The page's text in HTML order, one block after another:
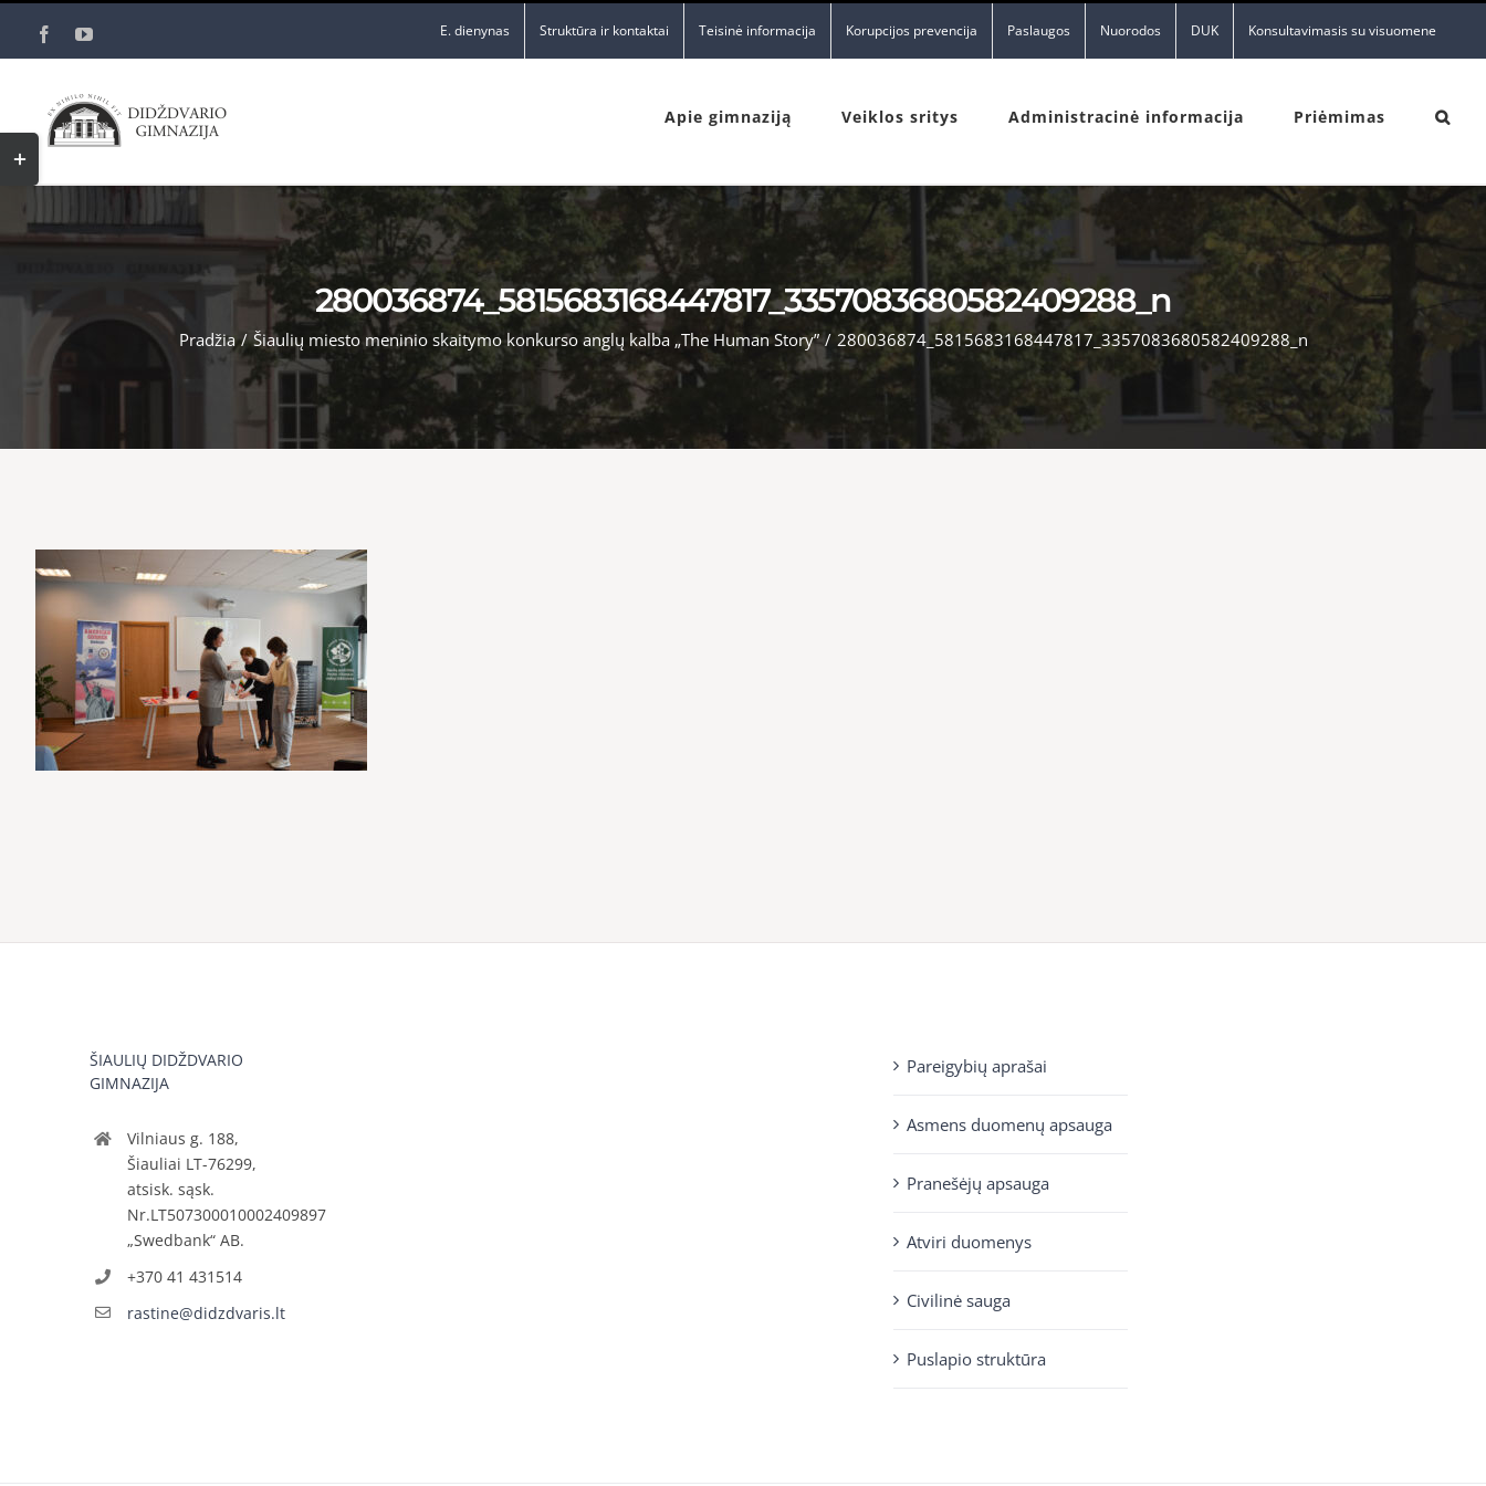
FacebookYouTube E. dienynas Struktūra ir kontaktai Teisinė informacija Korupcijos prevencija Paslaugos Nuorodos DUK Konsultavimasis su visuomene
Apie gimnaziją Veiklos sritys Administracinė informacija Priėmimas
280036874_5815683168447817_3357083680582409288_n
Pradžia / Šiaulių miesto meninio skaitymo konkurso anglų kalba „The Human Story” / 280036874_5815683168447817_3357083680582409288_n
ŠIAULIŲ DIDŽDVARIO
GIMNAZIJA
Vilniaus g. 188,
Šiauliai LT-76299,
atsisk. sąsk.
Nr.LT507300010002409897
„Swedbank“ AB.
+370 41 431514
rastine@didzdvaris.lt
Pareigybių aprašai
Asmens duomenų apsauga
Pranešėjų apsauga
Atviri duomenys
Civilinė sauga
Puslapio struktūra
Toggle
Sliding